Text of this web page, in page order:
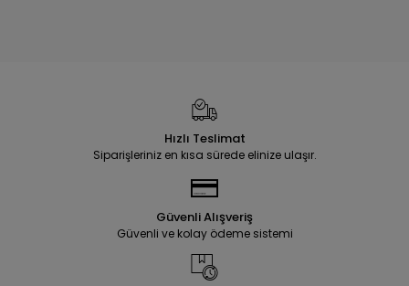
Hızlı Teslimat
Siparişleriniz en kısa sürede elinize ulaşır.
Güvenli Alışveriş
Güvenli ve kolay ödeme sistemi